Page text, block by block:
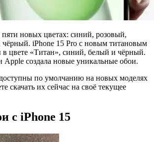
новых цветах: синий, розовый,
iPhone 15 Pro с новым титановым
в цвете «Титан», синий, белый и чёрный.
Apple создала новые уникальные обои.
по умолчанию на новых моделях
скачать их сейчас на своё текущее
с iPhone 15